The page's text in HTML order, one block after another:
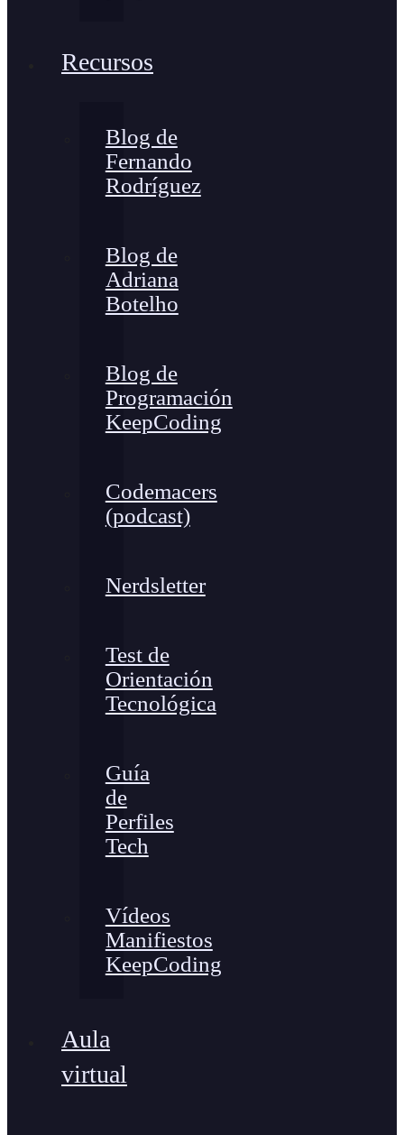
Recursos
Blog de
Fernando
Rodríguez
Blog de
Adriana
Botelho
Blog de
Programación
KeepCoding
Codemacers
(podcast)
Nerdsletter
Test de
Orientación
Tecnológica
Guía
de
Perfiles
Tech
Vídeos
Manifiestos
KeepCoding
Aula
virtual